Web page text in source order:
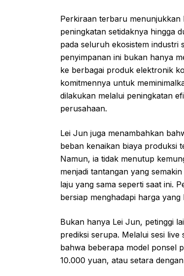
Perkiraan terbaru menunjukkan
peningkatan setidaknya hingga
pada seluruh ekosistem industri
penyimpanan ini bukan hanya
ke berbagai produk elektronik
komitmennya untuk
dilakukan melalui peningkatan
perusahaan.
Lei Jun juga menambahkan
beban kenaikan biaya produksi
Namun, ia tidak menutup
menjadi tantangan yang
laju yang sama seperti saat ini.
bersiap menghadapi harga yang
Bukan hanya Lei Jun, petinggi
prediksi serupa. Melalui sesi
bahwa beberapa model ponsel
10.000 yuan, atau setara